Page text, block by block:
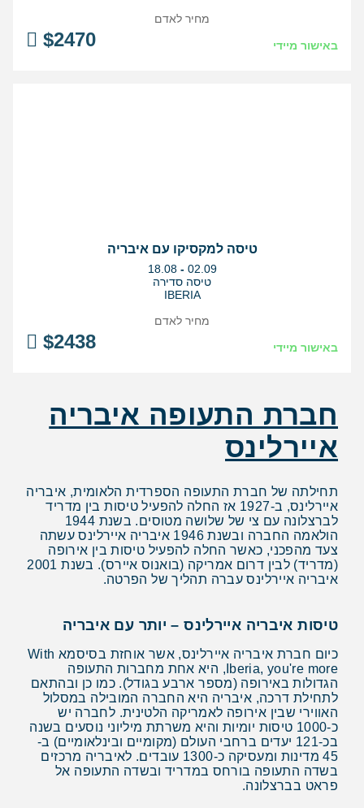
באישור מיידי $2470
מחיר לאדם
טיסה למקסיקו עם איבריה
בין
התאריכים,
18.08 - 02.09
טיסה סדירה
IBERIA
באישור מיידי $2438
מחיר לאדם
חברת התעופה איבריה
איירלינס
תחילתה של חברת התעופה הספרדית הלאומית, איבריה
איירלינס, ב-1927 אז החלה להפעיל טיסות בין מדריד
לברצלונה עם צי של שלושה מטוסים. בשנת 1944
הולאמה החברה ובשנת 1946 איבריה איירלינס עשתה
צעד מהפכני, כאשר החלה להפעיל טיסות בין אירופה
(מדריד) לבין דרום אמריקה (בואנוס איירס). בשנת 2001
איבריה איירלינס עברה תהליך של הפרטה.
טיסות איבריה איירלינס – יותר עם איבריה
כיום חברת איבריה איירלינס, אשר אוחזת בסיסמא With
Iberia, you're more, היא אחת מחברות התעופה
הגדולות באירופה (מספר ארבע בגודל). כמו כן ובהתאם
לתחילת דרכה, איבריה היא החברה המובילה במסלול
האווירי שבין אירופה לאמריקה הלטינית. לחברה יש
כ-1000 טיסות יומיות והיא משרתת מיליוני נוסעים בשנה
בכ-121 יעדים ברחבי העולם (מקומיים ובינלאומיים) ב-
45 מדינות ומעסיקה כ-1300 עובדים. לאיבריה מרכזים
בשדה התעופה בורחס במדריד ובשדה התעופה אל
פראט בברצלונה.